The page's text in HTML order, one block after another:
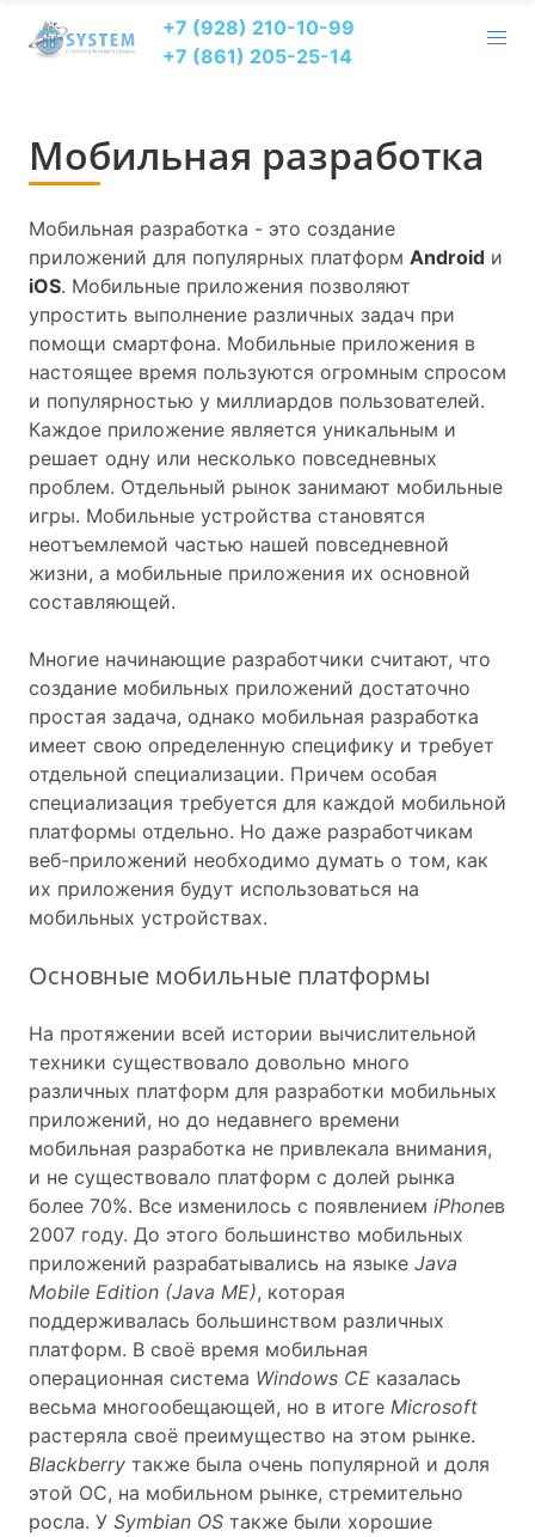
+7 (928) 210-10-99
+7 (861) 205-25-14
Мобильная разработка
Мобильная разработка - это создание
приложений для популярных платформ Android и
iOS. Мобильные приложения позволяют
упростить выполнение различных задач при
помощи смартфона. Мобильные приложения в
настоящее время пользуются огромным спросом
и популярностью у миллиардов пользователей.
Каждое приложение является уникальным и
решает одну или несколько повседневных
проблем. Отдельный рынок занимают мобильные
игры. Мобильные устройства становятся
неотъемлемой частью нашей повседневной
жизни, а мобильные приложения их основной
составляющей.
Многие начинающие разработчики считают, что
создание мобильных приложений достаточно
простая задача, однако мобильная разработка
имеет свою определенную специфику и требует
отдельной специализации. Причем особая
специализация требуется для каждой мобильной
платформы отдельно. Но даже разработчикам
веб-приложений необходимо думать о том, как
их приложения будут использоваться на
мобильных устройствах.
Основные мобильные платформы
На протяжении всей истории вычислительной
техники существовало довольно много
различных платформ для разработки мобильных
приложений, но до недавнего времени
мобильная разработка не привлекала внимания,
и не существовало платформ с долей рынка
более 70%. Все изменилось с появлением iPhoneв
2007 году. До этого большинство мобильных
приложений разрабатывались на языке Java
Mobile Edition (Java ME), которая
поддерживалась большинством различных
платформ. В своё время мобильная
операционная система Windows CE казалась
весьма многообещающей, но в итоге Microsoft
растеряла своё преимущество на этом рынке.
Blackberry также была очень популярной и доля
этой ОС, на мобильном рынке, стремительно
росла. У Symbian OS также были хорошие